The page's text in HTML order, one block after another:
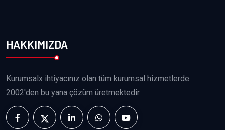
HAKKIMIZDA
Kurumsalx ihtiyacınız olan tüm kurumsal hizmetlerde
2002'den bu yana çözüm üretmektedir.